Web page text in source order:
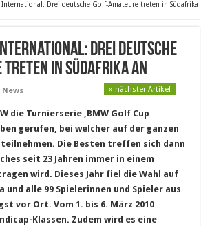
Drei deutsche Golf-Amateure treten in Südafrika
International: Drei deutsche
treten in Südafrika an
News » nächster Artikel
die Turnierserie ‚BMW Golf Cup
gerufen, bei welcher auf der ganzen
Die Besten treffen sich dann
seit 23 Jahren immer in einem
wird. Dieses Jahr fiel die Wahl auf
und alle 99 Spielerinnen und Spieler aus
vor Ort. Vom 1. bis 6. März 2010
Klassen. Zudem wird es eine